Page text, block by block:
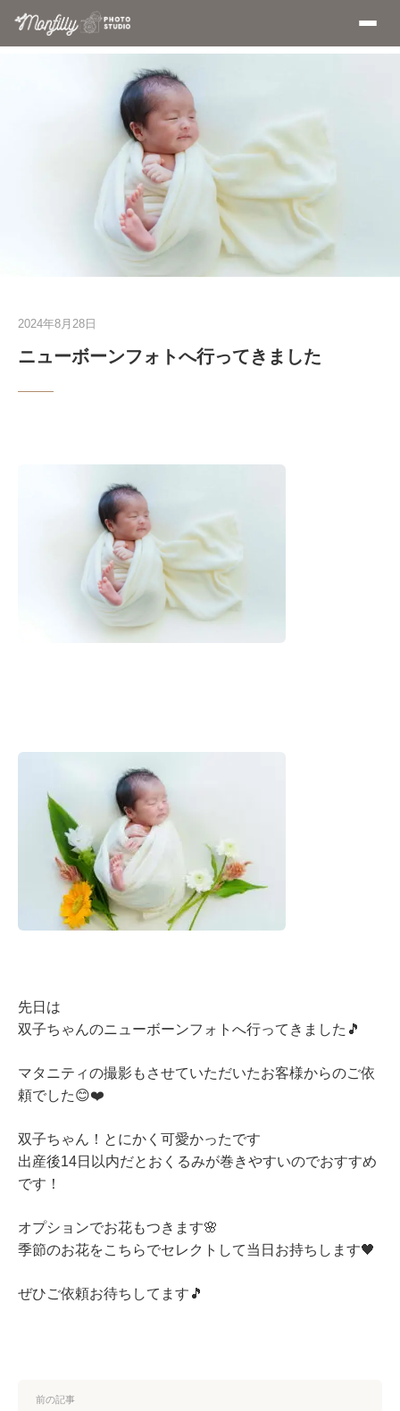
2024年8月28日
ニューボーンフォトへ行ってきました
先日は
双子ちゃんのニューボーンフォトへ行ってきました🎵
マタニティの撮影もさせていただいたお客様からのご依
頼でした😊❤️
双子ちゃん！とにかく可愛かったです
出産後14日以内だとおくるみが巻きやすいのでおすすめ
です！
オプションでお花もつきます🌸
季節のお花をこちらでセレクトして当日お持ちします🖤
ぜひご依頼お待ちしてます🎵
前の記事